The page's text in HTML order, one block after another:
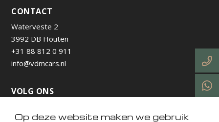
CONTACT
Waterveste 2
3992 DB Houten
+31 88 812 0 911
info@vdmcars.nl
VOLG ONS
Op deze website maken we gebruik